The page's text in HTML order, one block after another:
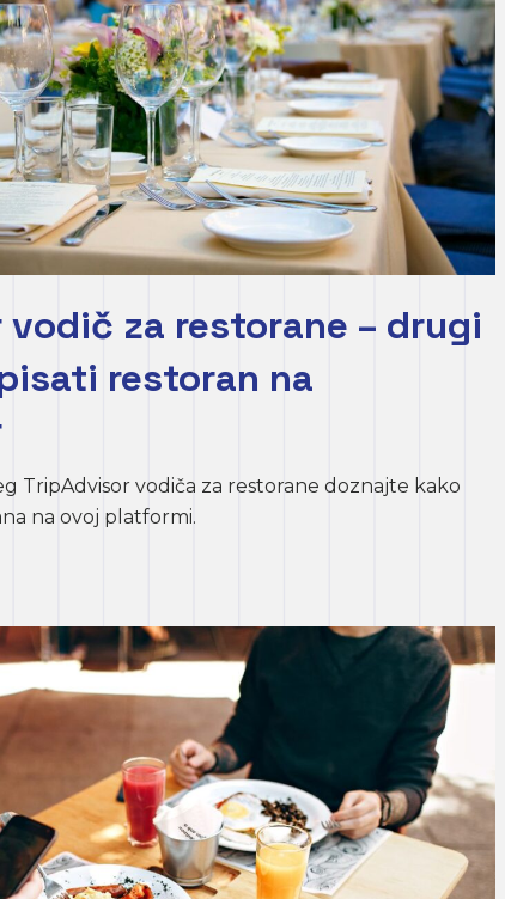
za restorane – drugi
restoran na
TripAdvisor vodiča za restorane doznajte kako
na ovoj platformi.